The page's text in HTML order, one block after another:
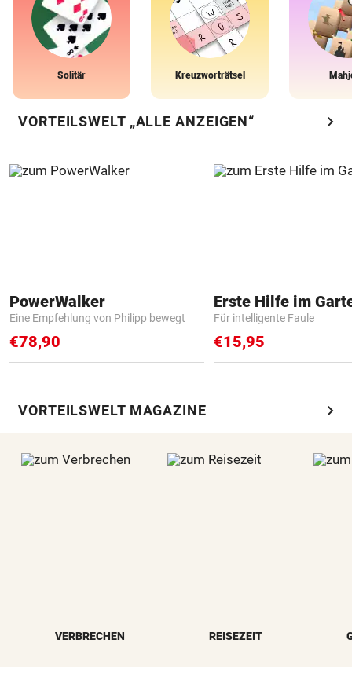
Solitär Kreuzworträtsel
VORTEILSWELT „ALLE ANZEIGEN“ chevron_right
PowerWalker
Eine Empfehlung von Philipp bewegt
€78,90
Erste Hilfe im
Für intelligente Faule
€15,95
VORTEILSWELT MAGAZINE chevron_right
VERBRECHEN REISEZEIT